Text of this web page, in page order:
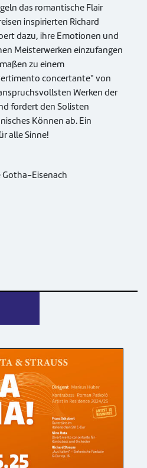
das romantische Flair
inspirierten Richard
dazu, ihre Emotionen und
Meisterwerken einzufangen
zu einem
concertante" von
Werken der
fordert den Solisten
Können ab. Ein
alle Sinne!
Eisenach